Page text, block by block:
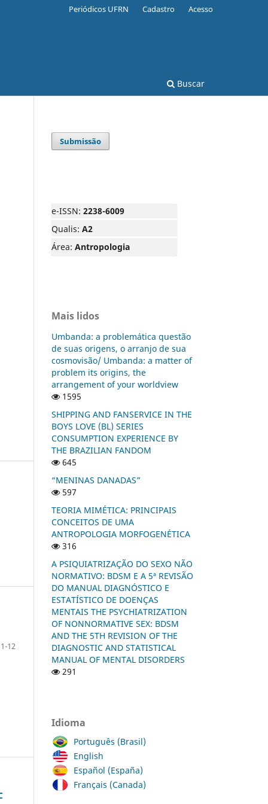
Buscar
Periódicos UFRN Cadastro Acesso
1-12
Submissão
e-ISSN: 2238-6009
Qualis: A2
Área: Antropologia
Mais lidos
Umbanda: a problemática questão
de suas origens, o arranjo de sua
cosmovisão/ Umbanda: a matter of
problem its origins, the
arrangement of your worldview
1595
SHIPPING AND FANSERVICE IN THE
BOYS LOVE (BL) SERIES
CONSUMPTION EXPERIENCE BY
THE BRAZILIAN FANDOM
645
“MENINAS DANADAS”
597
TEORIA MIMÉTICA: PRINCIPAIS
CONCEITOS DE UMA
ANTROPOLOGIA MORFOGENÉTICA
316
A PSIQUIATRIZAÇÃO DO SEXO NÃO
NORMATIVO: BDSM E A 5ª REVISÃO
DO MANUAL DIAGNÓSTICO E
ESTATÍSTICO DE DOENÇAS
MENTAIS THE PSYCHIATRIZATION
OF NONNORMATIVE SEX: BDSM
AND THE 5TH REVISION OF THE
DIAGNOSTIC AND STATISTICAL
MANUAL OF MENTAL DISORDERS
291
Idioma
Português (Brasil)
English
Español (España)
Français (Canada)